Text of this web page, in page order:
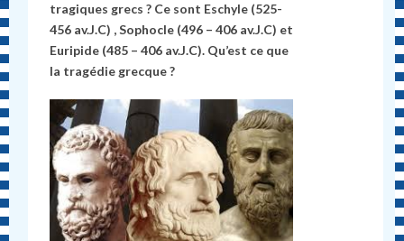
tragiques grecs ? Ce sont Eschyle (525-
456 av.J.C) , Sophocle (496 – 406 av.J.C) et
Euripide (485 – 406 av.J.C). Qu’est ce que
la tragédie grecque ?